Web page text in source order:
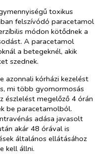
toxikus
felszívódó paracetamol
módon kötődnek a
A paracetamol
a betegeknél, akik
szednek.
azonnali kórházi kezelést
mi több gyomormosás
észlelést megelőző 4 órán
be paracetamolból.
adása javasolt
akár 48 órával is
általános ellátásához
kell állni.